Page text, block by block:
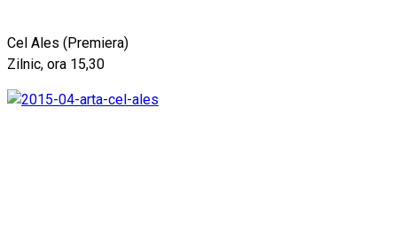
Cel Ales (Premiera)
Zilnic, ora 15,30